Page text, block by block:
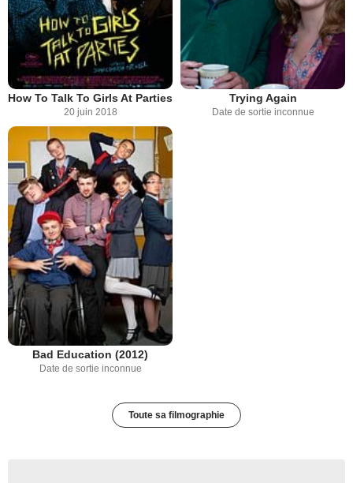
How To Talk To Girls At Parties
20 juin 2018
Trying Again
Date de sortie inconnue
Bad Education (2012)
Date de sortie inconnue
Toute sa filmographie